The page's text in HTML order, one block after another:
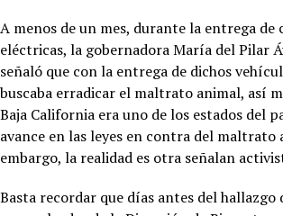
A menos de un mes, durante la entrega de
eléctricas, la gobernadora María del Pilar
señaló que con la entrega de dichos
buscaba erradicar el maltrato animal, así
Baja California era uno de los estados del
avance en las leyes en contra del maltrato
embargo, la realidad es otra señalan
Basta recordar que días antes del hallazgo